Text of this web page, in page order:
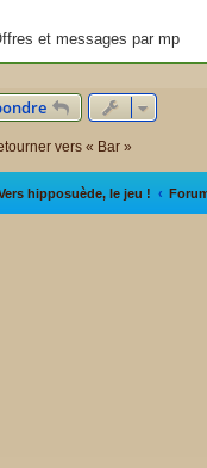
et messages par mp
vers « Bar »
hipposuède, le jeu !